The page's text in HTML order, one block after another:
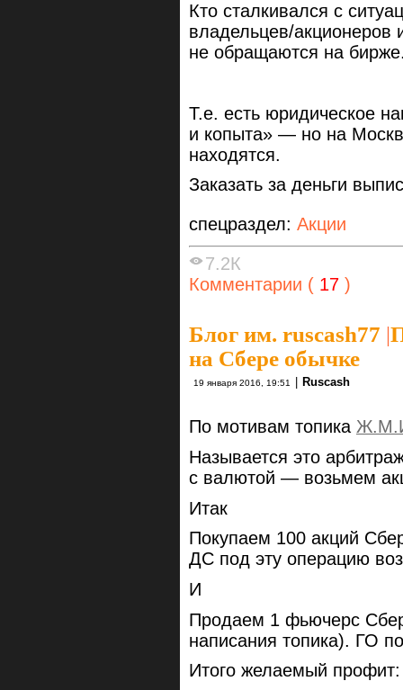
Кто сталкивался с
владельцев/акционеров
не обращаются на
Т.е. есть юридическое
и копыта» — но на
находятся.
Заказать за деньги
спецраздел: Акции
7.2К
Комментарии ( 17 )
Блог им. ruscash77 |
на Сбере обычке
19 января 2016, 19:51 Ruscash
По мотивам топика
Называется это
с валютой — возьмем
Итак
Покупаем 100 акций
ДС под эту операцию
И
Продаем 1 фьючерс
написания топика). ГО
Итого желаемый